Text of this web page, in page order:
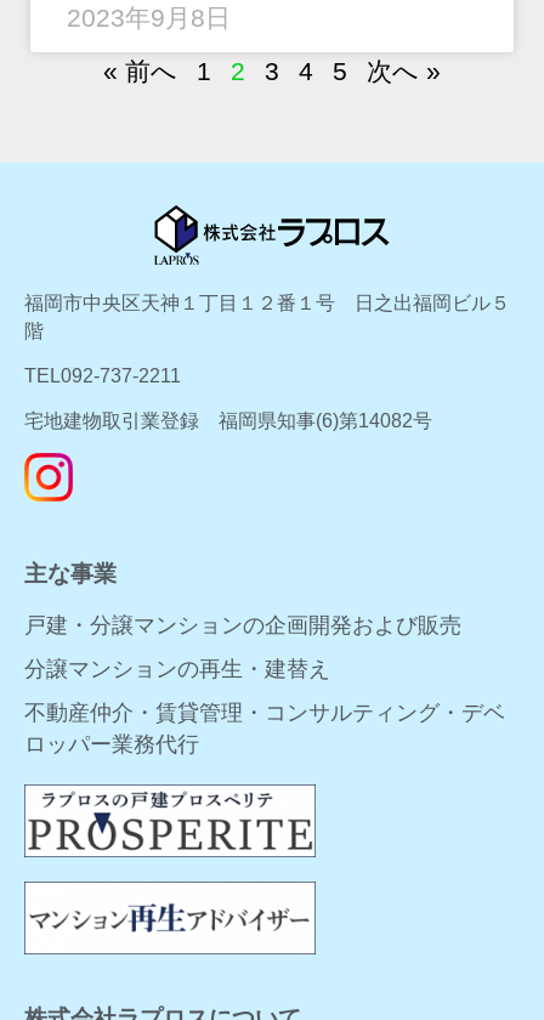
2023年9月8日
« 前へ
1 2 3 4 5 次へ »
福岡市中央区天神１丁目１２番１号 日之出福岡ビル５
階
TEL092-737-2211
宅地建物取引業登録 福岡県知事(6)第14082号
主な事業
戸建・分譲マンションの企画開発および販売
分譲マンションの再生・建替え
不動産仲介・賃貸管理・コンサルティング・デベ
ロッパー業務代行